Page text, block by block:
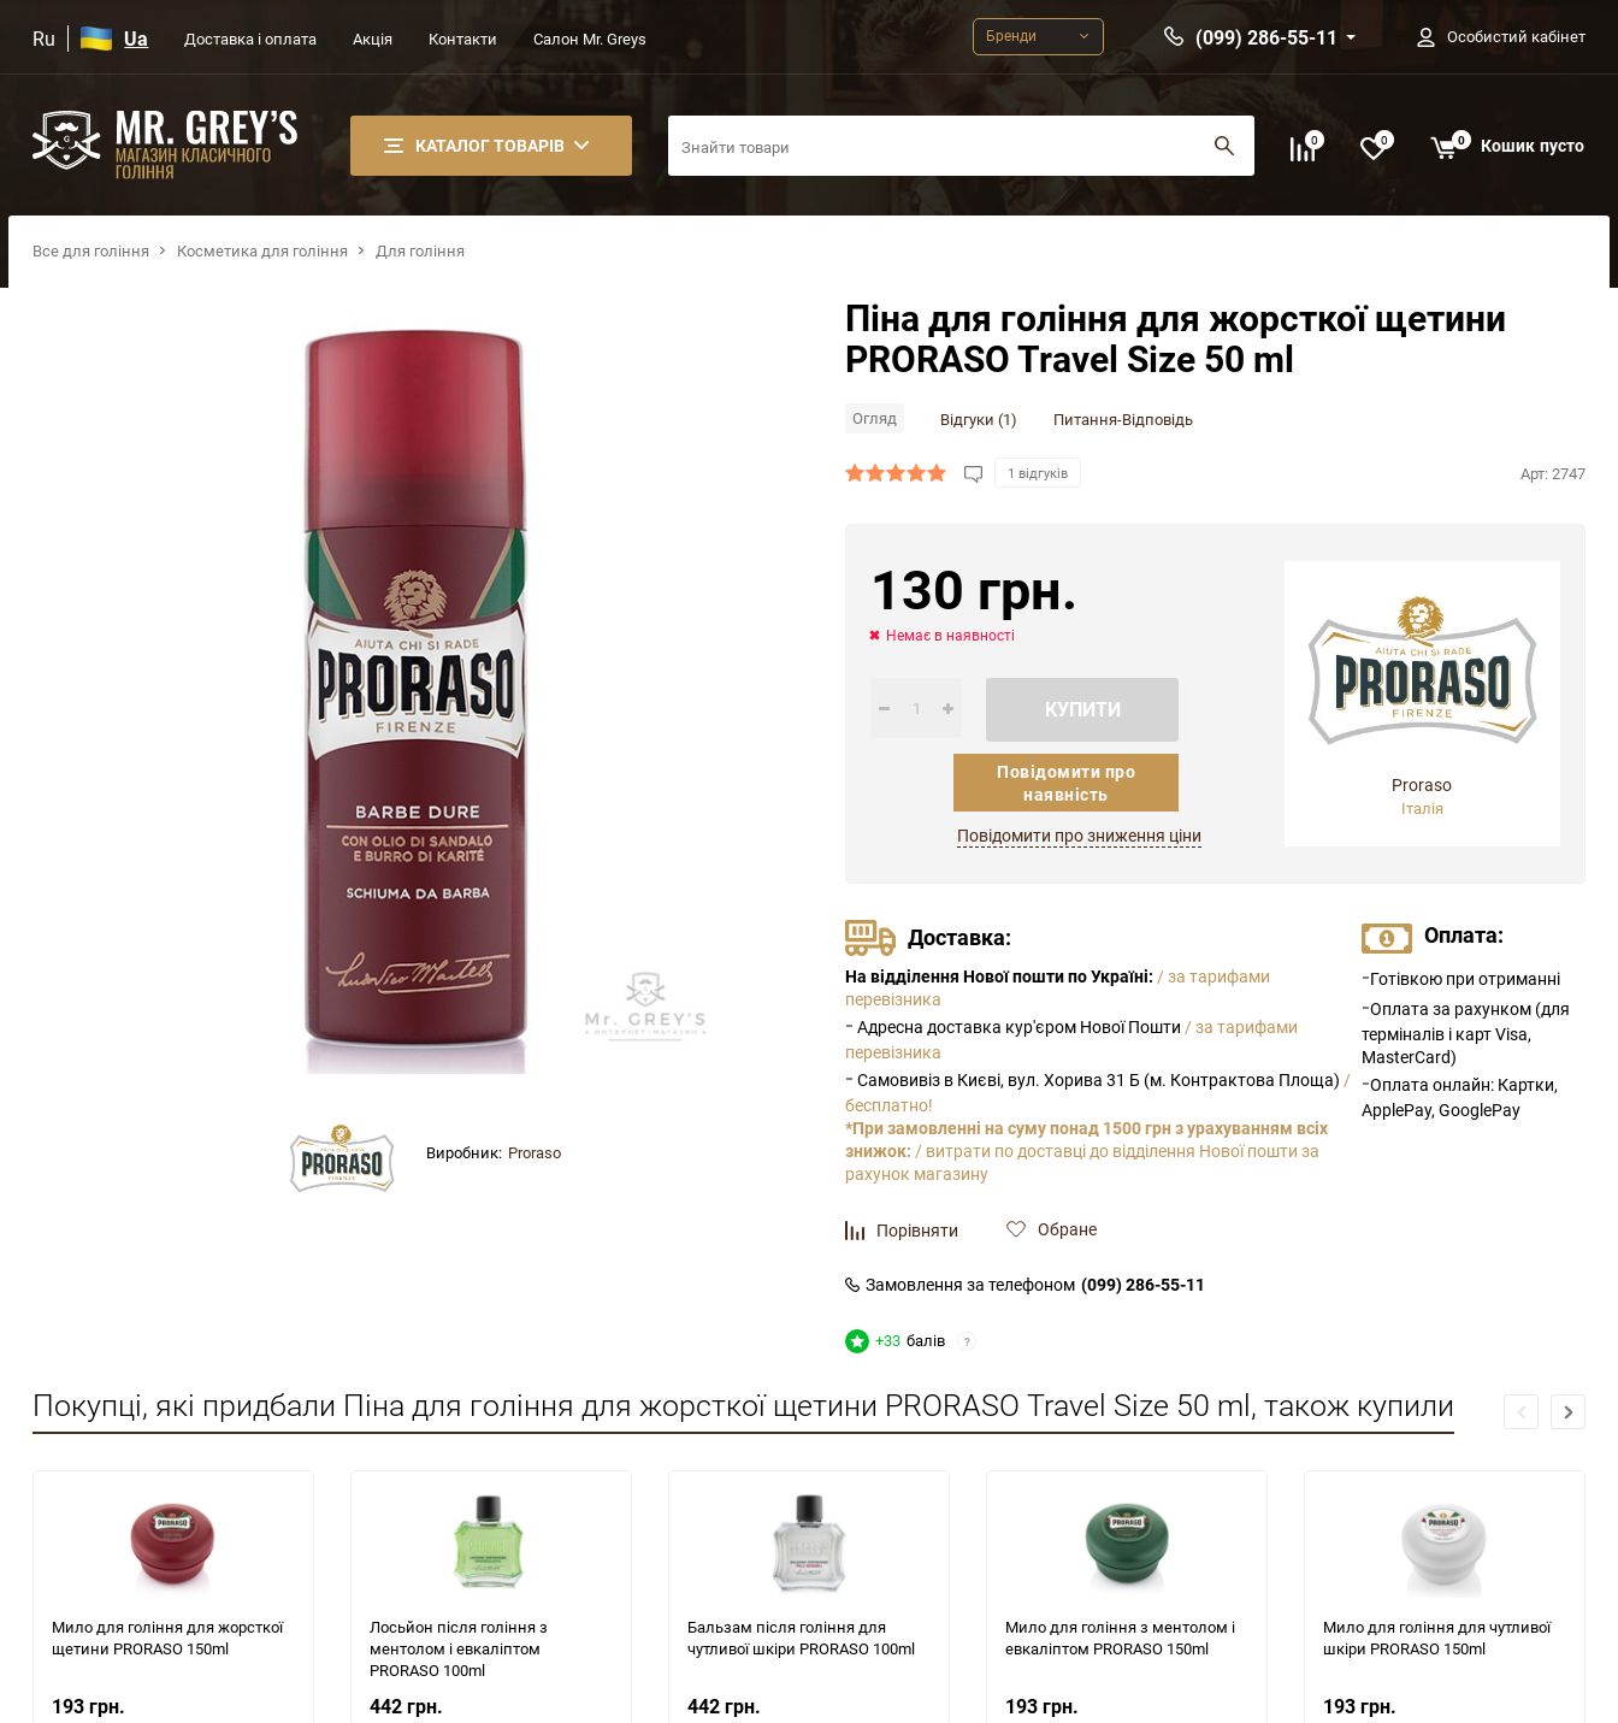
Ru Ua Доставка і оплата Акція Контакти Салон Mr. Greys Бренди (099) 286-55-11 Особистий кабінет
КАТАЛОГ ТОВАРІВ 0 0 0 Кошик пусто
Все для гоління Косметика для гоління Для гоління
Виробник: Proraso
Піна для гоління для жорсткої щетини
PRORASO Travel Size 50 ml
Огляд Відгуки (1) Питання-Відповідь
1 відгуків Арт:2747
130 грн.
Немає в наявності
КУПИТИ
Повідомити про
наявність
Повідомити про зниження ціни
Proraso
Італія
Доставка:
На відділення Нової пошти по Україні: / за тарифами
перевізника
- Адресна доставка кур'єром Нової Пошти / за тарифами
перевізника
- Самовивіз в Києві, вул. Хорива 31 Б (м. Контрактова Площа) /
бесплатно!
*При замовленні на суму понад 1500 грн з урахуванням всіх
знижок: / витрати по доставці до відділення Нової пошти за
рахунок магазину
Оплата:
-Готівкою при отриманні
-Оплата за рахунком (для
терміналів і карт Visa,
MasterCard)
-Оплата онлайн: Картки,
ApplePay, GooglePay
Порівняти Обране
Замовлення за телефоном (099) 286-55-11
+33 балів ?
Покупці, які придбали Піна для гоління для жорсткої щетини PRORASO Travel Size 50 ml, також купили
Мило для гоління для жорсткої
щетини PRORASO 150ml
193 грн.
Лосьйон після гоління з
ментолом і евкаліптом
PRORASO 100ml
442 грн.
Бальзам після гоління для
чутливої шкіри PRORASO 100ml
442 грн.
Мило для гоління з ментолом і
евкаліптом PRORASO 150ml
193 грн.
Мило для гоління для чутливої
шкіри PRORASO 150ml
193 грн.